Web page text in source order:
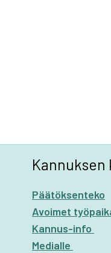
Kannuksen
Päätöksenteko
Avoimet
Kannus-info
Medialle